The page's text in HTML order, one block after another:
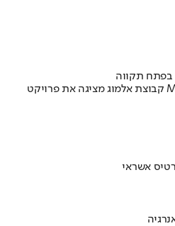
בפתח תקווה
קבוצת אלמוג מציגה את פרויקט MALA: מגדלי הפרימיום האחרונים